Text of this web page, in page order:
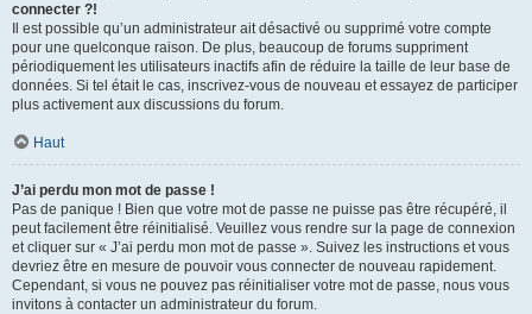
connecter ?!
Il est possible qu’un administrateur ait désactivé ou supprimé votre compte
pour une quelconque raison. De plus, beaucoup de forums suppriment
périodiquement les utilisateurs inactifs afin de réduire la taille de leur base de
données. Si tel était le cas, inscrivez-vous de nouveau et essayez de participer
plus activement aux discussions du forum.
Haut
J’ai perdu mon mot de passe !
Pas de panique ! Bien que votre mot de passe ne puisse pas être récupéré, il
peut facilement être réinitialisé. Veuillez vous rendre sur la page de connexion
et cliquer sur « J’ai perdu mon mot de passe ». Suivez les instructions et vous
devriez être en mesure de pouvoir vous connecter de nouveau rapidement.
Cependant, si vous ne pouvez pas réinitialiser votre mot de passe, nous vous
invitons à contacter un administrateur du forum.